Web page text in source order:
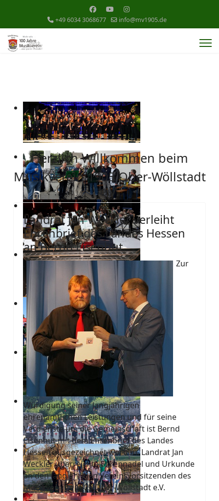
+49 6034 3068677 info@mv1905.de
Herzlich Willkommen beim
Musikverein 1905 Ober-Wöllstadt
e.V.
Landrat Jan Weckler verleiht
Ehrenbrief des Landes Hessen
an Bernd Eisenhut
Zur
Würdigung seiner langjährigen
ehrenamtlichen Leistungen und für seine
Verdienste um die Gemeinschaft ist Bernd
Eisenhut mit dem Ehrenbrief des Landes
Hessen ausgezeichnet worden. Landrat Jan
Weckler überreichte Ehrennadel und Urkunde
an den langjährigen Vereinsvorsitzenden des
Musikvereins 1905 Ober-Wöllstadt e.V.